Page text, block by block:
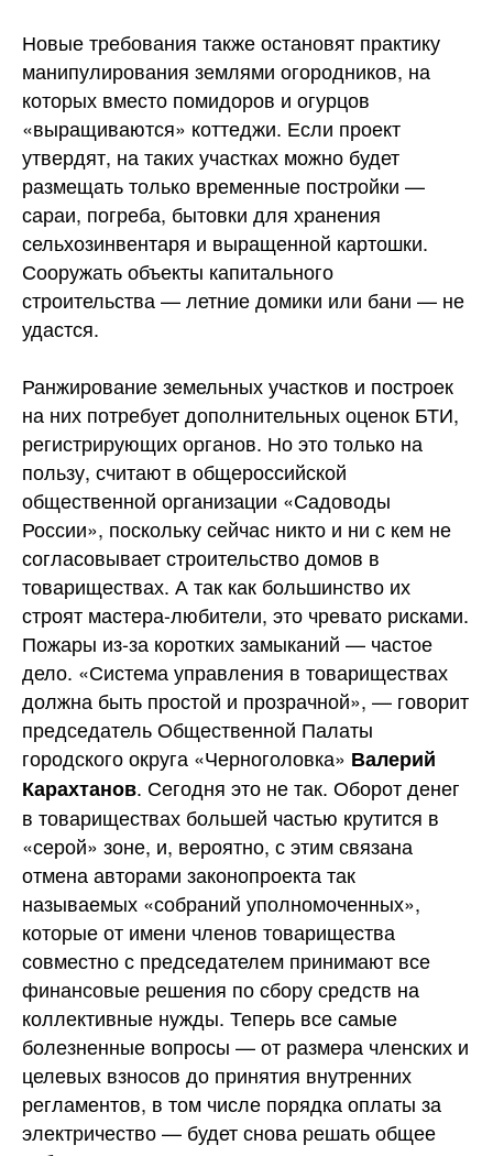
Новые требования также остановят практику
манипулирования землями огородников, на
которых вместо помидоров и огурцов
«выращиваются» коттеджи. Если проект
утвердят, на таких участках можно будет
размещать только временные постройки —
сараи, погреба, бытовки для хранения
сельхозинвентаря и выращенной картошки.
Сооружать объекты капитального
строительства — летние домики или бани — не
удастся.
Ранжирование земельных участков и построек
на них потребует дополнительных оценок БТИ,
регистрирующих органов. Но это только на
пользу, считают в общероссийской
общественной организации «Садоводы
России», поскольку сейчас никто и ни с кем не
согласовывает строительство домов в
товариществах. А так как большинство их
строят мастера-любители, это чревато рисками.
Пожары из-за коротких замыканий — частое
дело. «Система управления в товариществах
должна быть простой и прозрачной», — говорит
председатель Общественной Палаты
городского округа «Черноголовка» Валерий
Карахтанов. Сегодня это не так. Оборот денег
в товариществах большей частью крутится в
«серой» зоне, и, вероятно, с этим связана
отмена авторами законопроекта так
называемых «собраний уполномоченных»,
которые от имени членов товарищества
совместно с председателем принимают все
финансовые решения по сбору средств на
коллективные нужды. Теперь все самые
болезненные вопросы — от размера членских и
целевых взносов до принятия внутренних
регламентов, в том числе порядка оплаты за
электричество — будет снова решать общее